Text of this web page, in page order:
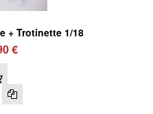
+ Trotinette 1/18
€